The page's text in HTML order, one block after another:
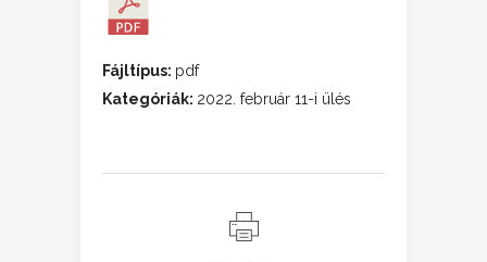
Fájltípus: pdf
Kategóriák: 2022. február 11-i ülés